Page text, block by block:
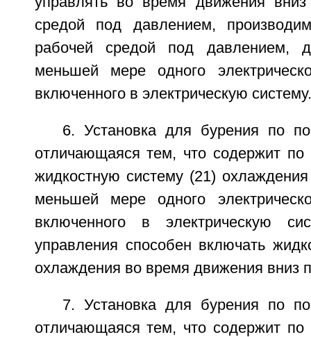
средой под давлением,
рабочей средой под давлением,
меньшей мере одного
включенного в электрическую систему.
6. Установка для бурения по
отличающаяся тем, что содержит
жидкостную систему (21)
меньшей мере одного
включенного в электрическую
управления способен включать
охлаждения во время движения вниз
7. Установка для бурения по
отличающаяся тем, что содержит